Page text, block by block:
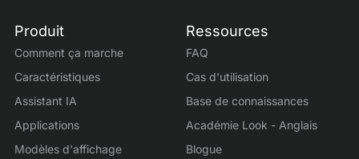
Produit
Comment ça marche
Caractéristiques
Assistant IA
Applications
Modèles d'affichage
Ressources
FAQ
Cas d'utilisation
Base de connaissances
Académie Look - Anglais
Blogue